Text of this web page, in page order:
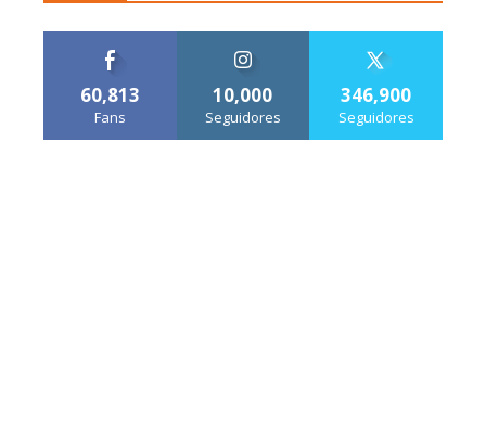
60,813
Fans
10,000
Seguidores
346,900
Seguidores